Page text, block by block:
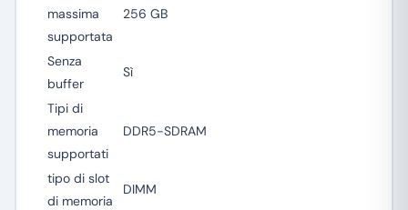
massima
supportata
256 GB
Senza
buffer
Sì
Tipi di
memoria
supportati
DDR5-SDRAM
tipo di slot
di memoria
DIMM